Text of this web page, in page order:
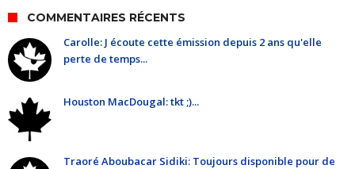
COMMENTAIRES RÉCENTS
Carolle: J écoute cette émission depuis 2 ans qu'elle
perte de temps...
Houston MacDougal: tkt ;)...
Traoré Aboubacar Sidiki: Toujours disponible pour de